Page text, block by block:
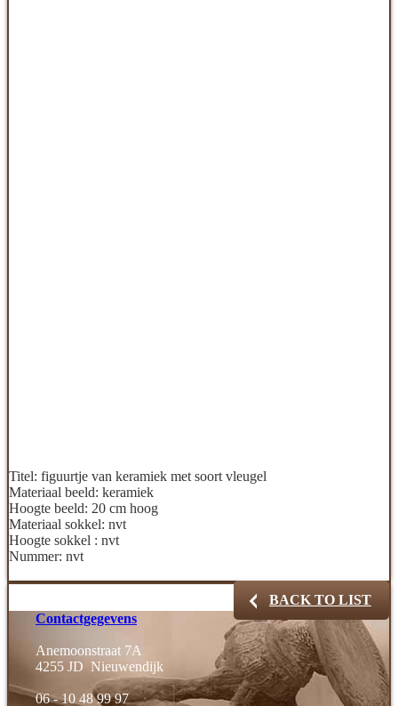
Titel: figuurtje van keramiek met soort vleugel
Materiaal beeld: keramiek
Hoogte beeld: 20 cm hoog
Materiaal sokkel: nvt
Hoogte sokkel : nvt
Nummer: nvt
BACK TO LIST
Contactgegevens
Anemoonstraat 7A
4255 JD Nieuwendijk
06 - 10 48 99 97